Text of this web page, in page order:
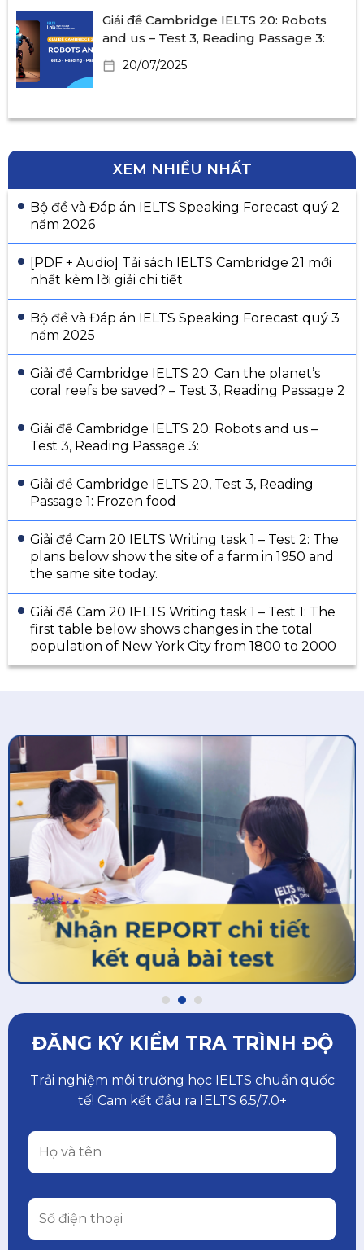
Giải đề Cambridge IELTS 20: Robots
and us – Test 3, Reading Passage 3:
20/07/2025
XEM NHIỀU NHẤT
Bộ đề và Đáp án IELTS Speaking Forecast quý 2
năm 2026
[PDF + Audio] Tải sách IELTS Cambridge 21 mới
nhất kèm lời giải chi tiết
Bộ đề và Đáp án IELTS Speaking Forecast quý 3
năm 2025
Giải đề Cambridge IELTS 20: Can the planet’s
coral reefs be saved? – Test 3, Reading Passage 2
Giải đề Cambridge IELTS 20: Robots and us –
Test 3, Reading Passage 3:
Giải đề Cambridge IELTS 20, Test 3, Reading
Passage 1: Frozen food
Giải đề Cam 20 IELTS Writing task 1 – Test 2: The
plans below show the site of a farm in 1950 and
the same site today.
Giải đề Cam 20 IELTS Writing task 1 – Test 1: The
first table below shows changes in the total
population of New York City from 1800 to 2000
ĐĂNG KÝ KIỂM TRA TRÌNH ĐỘ
Trải nghiệm môi trường học IELTS chuẩn quốc
tế! Cam kết đầu ra IELTS 6.5/7.0+